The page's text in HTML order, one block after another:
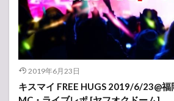
2019年6月23日
キスマイ FREE HUGS 2019/6/23@福